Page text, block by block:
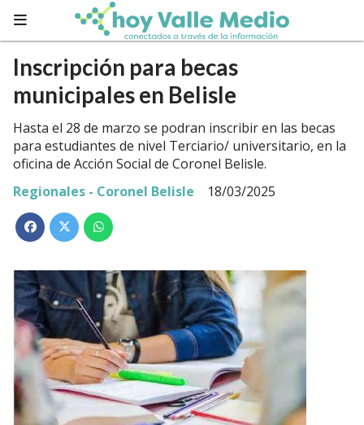
Inscripción para becas
municipales en Belisle
Hasta el 28 de marzo se podran inscribir en las becas
para estudiantes de nivel Terciario/ universitario, en la
oficina de Acción Social de Coronel Belisle.
Regionales - Coronel Belisle
18/03/2025